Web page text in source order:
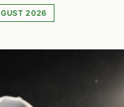
2026